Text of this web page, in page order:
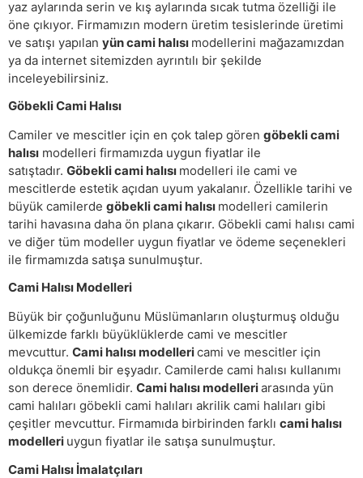
yaz aylarında serin ve kış aylarında sıcak tutma özelliği ile
öne çıkıyor. Firmamızın modern üretim tesislerinde üretimi
ve satışı yapılan yün cami halısı modellerini mağazamızdan
ya da internet sitemizden ayrıntılı bir şekilde
inceleyebilirsiniz.
Göbekli Cami Halısı
Camiler ve mescitler için en çok talep gören göbekli cami
halısı modelleri firmamızda uygun fiyatlar ile
satıştadır. Göbekli cami halısı modelleri ile cami ve
mescitlerde estetik açıdan uyum yakalanır. Özellikle tarihi ve
büyük camilerde göbekli cami halısı modelleri camilerin
tarihi havasına daha ön plana çıkarır. Göbekli cami halısı cami
ve diğer tüm modeller uygun fiyatlar ve ödeme seçenekleri
ile firmamızda satışa sunulmuştur.
Cami Halısı Modelleri
Büyük bir çoğunluğunu Müslümanların oluşturmuş olduğu
ülkemizde farklı büyüklüklerde cami ve mescitler
mevcuttur. Cami halısı modellericami ve mescitler için
oldukça önemli bir eşyadır. Camilerde cami halısı kullanımı
son derece önemlidir. Cami halısı modelleriarasında yün
cami halıları göbekli cami halıları akrilik cami halıları gibi
çeşitler mevcuttur. Firmamıda birbirinden farklı cami halısı
modelleri uygun fiyatlar ile satışa sunulmuştur.
Cami Halısı İmalatçıları